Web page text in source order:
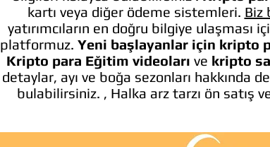
kartı veya diğer ödeme sistemleri. Biz
yatırımcıların en doğru bilgiye ulaşması
platformuz. Yeni başlayanlar için kripto
Kripto para Eğitim videoları ve kripto
detaylar, ayı ve boğa sezonları hakkında
bulabilirsiniz. , Halka arz tarzı ön satış